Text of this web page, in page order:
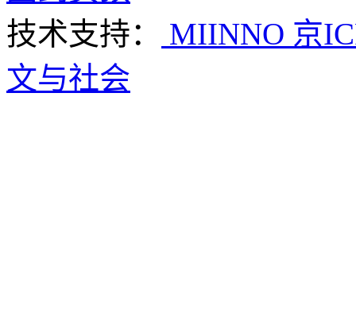
技术支持：
MIINNO 京
文与社会